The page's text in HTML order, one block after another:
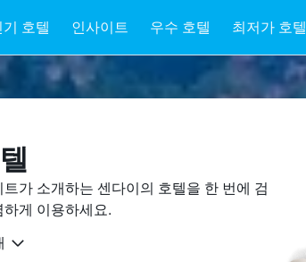
기 호텔 인사이트 우수 호텔 최저가 호텔
가 소개하는 센다이​의 호텔을 한 번에 검
게 이용하세요.